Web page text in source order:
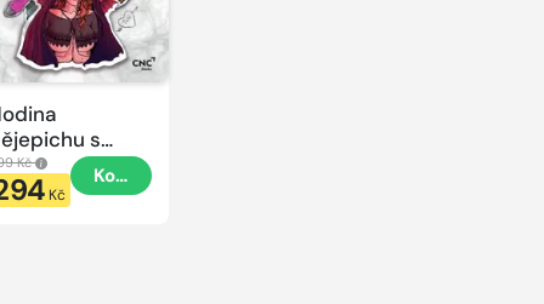
s
Kč
Kč
Koupit